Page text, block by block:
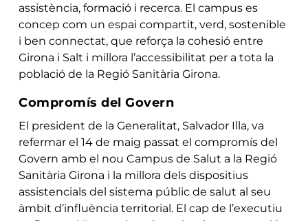
assistència, formació i recerca. El campus es
concep com un espai compartit, verd, sostenible
i ben connectat, que reforça la cohesió entre
Girona i Salt i millora l’accessibilitat per a tota la
població de la Regió Sanitària Girona.
Compromís del Govern
El president de la Generalitat, Salvador Illa, va
refermar el 14 de maig passat el compromís del
Govern amb el nou Campus de Salut a la Regió
Sanitària Girona i la millora dels dispositius
assistencials del sistema públic de salut al seu
àmbit d’influència territorial. El cap de l’executiu